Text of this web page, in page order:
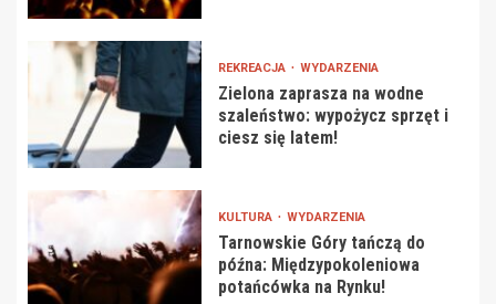
REKREACJA WYDARZENIA
Zielona zaprasza na wodne
szaleństwo: wypożycz sprzęt i
ciesz się latem!
KULTURA WYDARZENIA
Tarnowskie Góry tańczą do
późna: Międzypokoleniowa
potańcówka na Rynku!